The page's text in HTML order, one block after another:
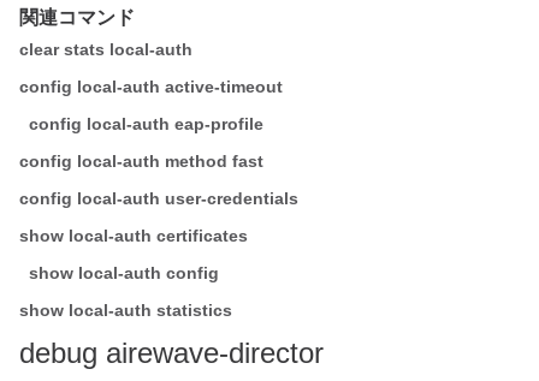
関連コマンド
clear stats local-auth
config local-auth active-timeout
config local-auth eap-profile
config local-auth method fast
config local-auth user-credentials
show local-auth certificates
show local-auth config
show local-auth statistics
debug airewave-director